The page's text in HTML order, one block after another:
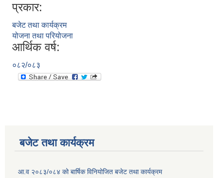
प्रकार:
बजेट तथा कार्यक्रम
योजना तथा परियोजना
आर्थिक वर्ष:
०८२/०८३
बजेट तथा कार्यक्रम
आ.व २०८३/०८४ को बार्षिक विनियोजित बजेट तथा कार्यक्रम